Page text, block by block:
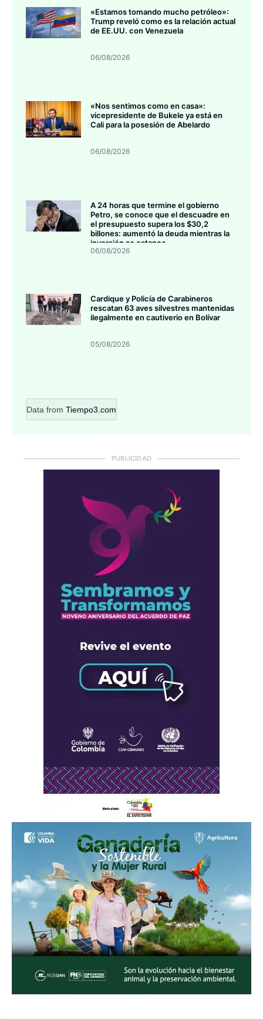
«Estamos tomando mucho petróleo»:
Trump reveló como es la relación actual
de EE.UU. con Venezuela
06/08/2026
«Nos sentimos como en casa»:
vicepresidente de Bukele ya está en
Cali para la posesión de Abelardo
06/08/2026
A 24 horas que termine el gobierno
Petro, se conoce que el descuadre en
el presupuesto supera los $30,2
billones: aumentó la deuda mientras la
inversión se estanca
06/08/2026
Cardique y Policía de Carabineros
rescatan 63 aves silvestres mantenidas
ilegalmente en cautiverio en Bolívar
05/08/2026
Data from Tiempo3.com
PUBLICIDAD